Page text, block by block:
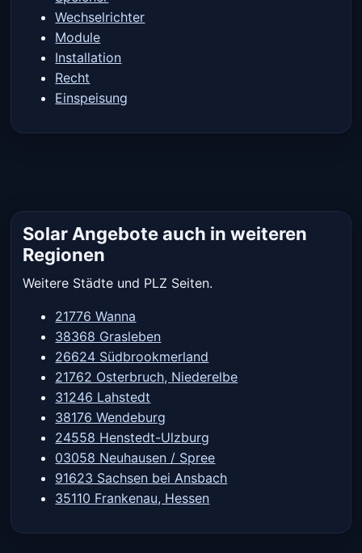
Wechselrichter
Module
Installation
Recht
Einspeisung
Solar Angebote auch in weiteren
Regionen
Weitere Städte und PLZ Seiten.
21776 Wanna
38368 Grasleben
26624 Südbrookmerland
21762 Osterbruch, Niederelbe
31246 Lahstedt
38176 Wendeburg
24558 Henstedt-Ulzburg
03058 Neuhausen / Spree
91623 Sachsen bei Ansbach
35110 Frankenau, Hessen